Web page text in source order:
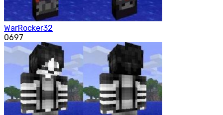
WarRocker32
0697